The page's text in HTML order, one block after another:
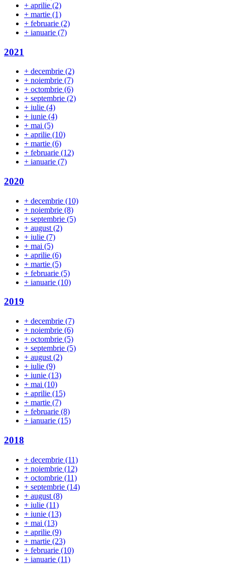
+ aprilie (2)
+ martie (1)
+ februarie (2)
+ ianuarie (7)
2021
+ decembrie (2)
+ noiembrie (7)
+ octombrie (6)
+ septembrie (2)
+ iulie (4)
+ iunie (4)
+ mai (5)
+ aprilie (10)
+ martie (6)
+ februarie (12)
+ ianuarie (7)
2020
+ decembrie (10)
+ noiembrie (8)
+ septembrie (5)
+ august (2)
+ iulie (7)
+ mai (5)
+ aprilie (6)
+ martie (5)
+ februarie (5)
+ ianuarie (10)
2019
+ decembrie (7)
+ noiembrie (6)
+ octombrie (5)
+ septembrie (5)
+ august (2)
+ iulie (9)
+ iunie (13)
+ mai (10)
+ aprilie (15)
+ martie (7)
+ februarie (8)
+ ianuarie (15)
2018
+ decembrie (11)
+ noiembrie (12)
+ octombrie (11)
+ septembrie (14)
+ august (8)
+ iulie (11)
+ iunie (13)
+ mai (13)
+ aprilie (9)
+ martie (23)
+ februarie (10)
+ ianuarie (11)